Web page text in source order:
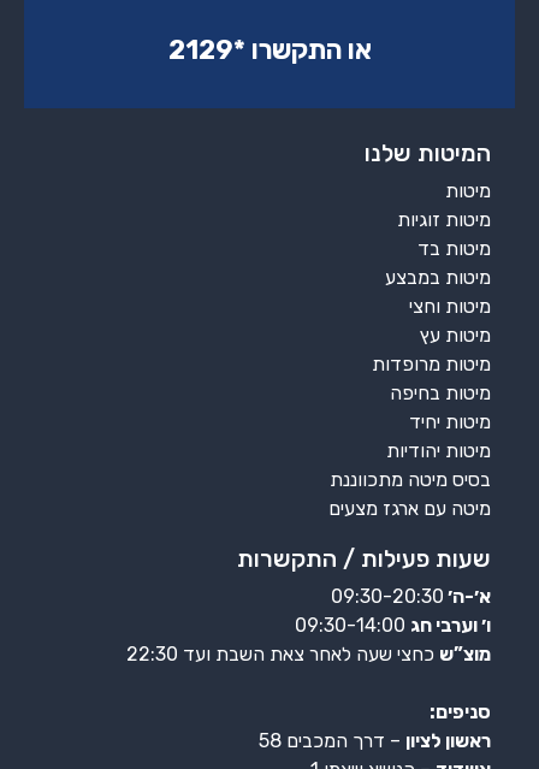
או התקשרו ‏*2129‏
המיטות שלנו
מיטות
מיטות זוגיות
מיטות בד
מיטות במבצע
מיטות וחצי
מיטות עץ
מיטות מרופדות
מיטות בחיפה
מיטות יחיד
מיטות יהודיות
בסיס מיטה מתכווננת
מיטה עם ארגז מצעים
שעות פעילות / התקשרות
א׳-ה׳ 09:30-20:30
ו׳ וערבי חג
מוצ”ש כחצי שעה לאחר צאת השבת ועד 22:30
סניפים:
ראשון לציון – דרך המכבים 58